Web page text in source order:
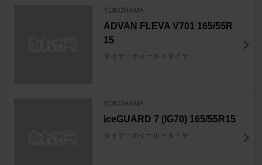
YOKOHAMA
ADVAN FLEVA V701 165/55R
15
タイヤ・ホイール > タイヤ
YOKOHAMA
iceGUARD 7 (IG70) 165/55R15
タイヤ・ホイール > タイヤ